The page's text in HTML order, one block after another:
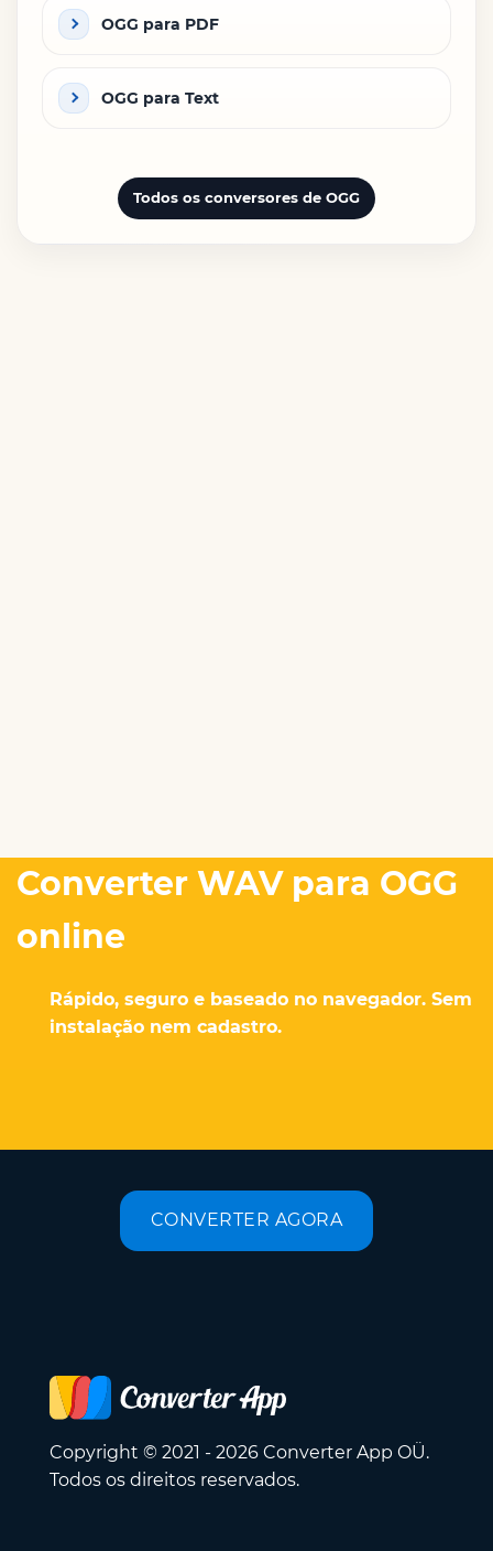
OGG para PDF
OGG para Text
Todos os conversores de OGG
Converter WAV para OGG
online
Rápido, seguro e baseado no navegador. Sem
instalação nem cadastro.
CONVERTER AGORA
Copyright © 2021 - 2026 Converter App OÜ.
Todos os direitos reservados.